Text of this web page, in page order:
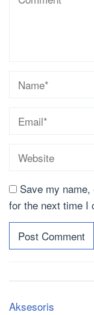
Save my
for the next time I
Aksesoris